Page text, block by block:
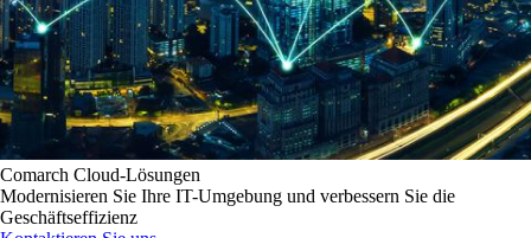
Comarch Cloud-Lösungen
Modernisieren Sie Ihre IT-Umgebung und verbessern Sie die
Geschäftseffizienz